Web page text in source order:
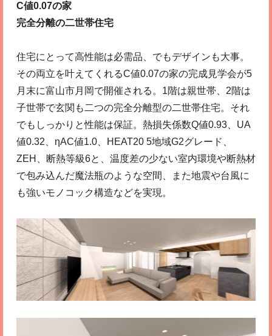
C値0.07の家
完全分離の二世帯住宅
住宅にとって高性能は必需品、でもデザインも大事。
その両立を叶えてくれるC値0.07の家の完成見学会が5
月末に富山市月岡で開催される。1階は親世帯、2階は
子世帯で玄関も二つの完全分離型の二世帯住宅。それ
でもしっかりと性能は保証。熱損失係数Q値0.93、UA
値0.32、ηAC値1.0、HEAT20 5地域G2グレード、
ZEH、断熱等級6と、温度差の少ない室内環境や断熱材
で包み込んだ魔法瓶のような空間、また地震や台風に
も強いモノコック構造などを実現。